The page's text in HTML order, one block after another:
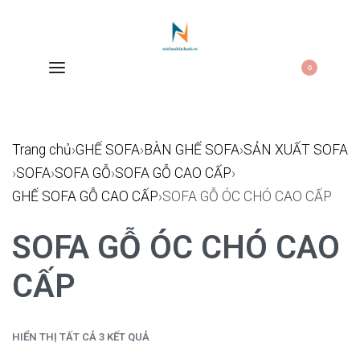
0
Trang chủ›GHẾ SOFA›BÀN GHẾ SOFA›SẢN XUẤT SOFA
›SOFA›SOFA GỖ›SOFA GỖ CAO CẤP›
GHẾ SOFA GỖ CAO CẤP›SOFA GỖ ÓC CHÓ CAO CẤP
SOFA GỖ ÓC CHÓ CAO
CẤP
HIỂN THỊ TẤT CẢ 3 KẾT QUẢ